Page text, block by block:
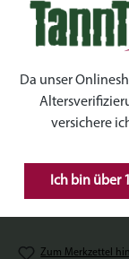
Uhrzeiten
Produkt
Zum Merkzettel
Da unser
versichere
Ich bin über